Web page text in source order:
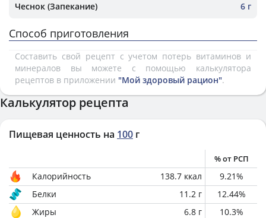
Чеснок (Запекание) 6 г
Способ приготовления
Составить свой рецепт с учетом потерь витаминов и
минералов вы можете с помощью калькулятора
рецептов в приложении "Мой здоровый рацион".
Калькулятор рецепта
Пищевая ценность на 100 г
% от РСП
Калорийность 138.7 ккал 9.21%
Белки
11.2 г 12.44%
Жиры
6.8 г 10.3%